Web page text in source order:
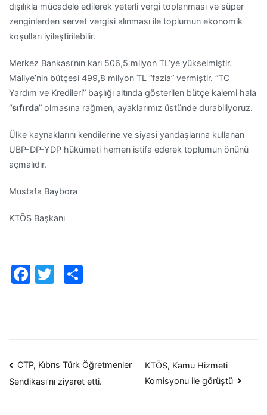
dışılıkla mücadele edilerek yeterli vergi toplanması ve süper
zenginlerden servet vergisi alınması ile toplumun ekonomik
koşulları iyileştirilebilir.
Merkez Bankası’nın karı 506,5 milyon TL’ye yükselmiştir.
Maliye’nin bütçesi 499,8 milyon TL “fazla” vermiştir. “TC
Yardım ve Kredileri” başlığı altında gösterilen bütçe kalemi hala
“sıfırda” olmasına rağmen, ayaklarımız üstünde durabiliyoruz.
Ülke kaynaklarını kendilerine ve siyasi yandaşlarına kullanan
UBP-DP-YDP hükümeti hemen istifa ederek toplumun önünü
açmalıdır.
Mustafa Baybora
KTÖS Başkanı
Facebook
Twitter
Yazı
CTP, Kıbrıs Türk Öğretmenler
Sendikası’nı ziyaret etti.
KTÖS, Kamu Hizmeti
Komisyonu ile görüştü